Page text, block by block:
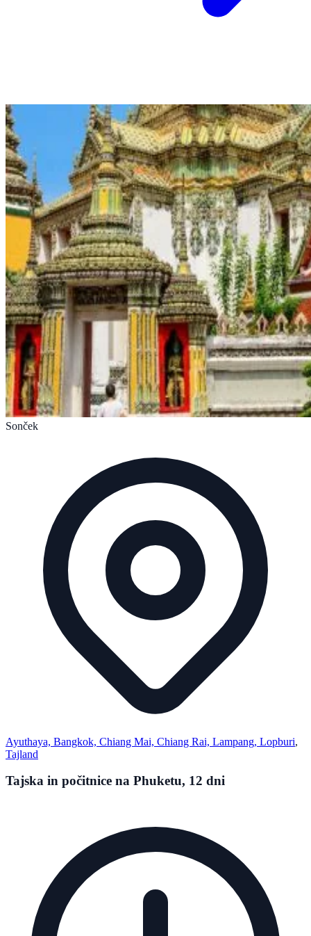
Sonček
Ayuthaya, Bangkok, Chiang Mai, Chiang Rai, Lampang, Lopburi,
Tajland
Tajska in počitnice na Phuketu, 12 dni